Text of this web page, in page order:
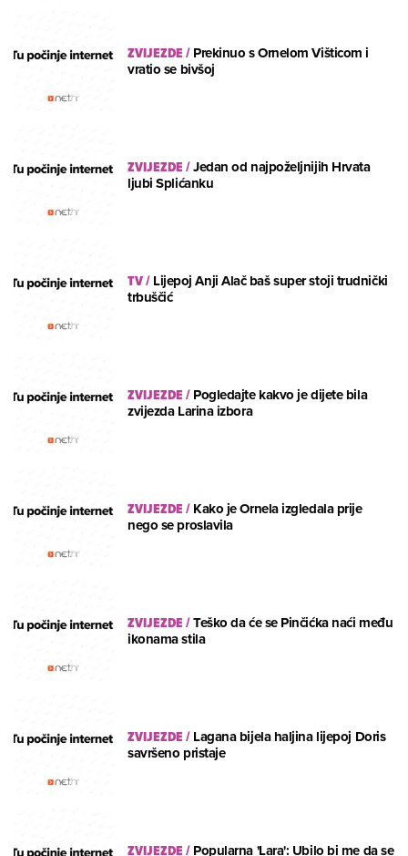
ZVIJEZDE/Prekinuo s Ornelom Višticom i
vratio se bivšoj
ZVIJEZDE/Jedan od najpoželjnijih Hrvata
ljubi Splićanku
TV/Lijepoj Anji Alač baš super stoji trudnički
trbuščić
ZVIJEZDE/Pogledajte kakvo je dijete bila
zvijezda Larina izbora
ZVIJEZDE/Kako je Ornela izgledala prije
nego se proslavila
ZVIJEZDE/Teško da će se Pinčićka naći među
ikonama stila
ZVIJEZDE/Lagana bijela haljina lijepoj Doris
savršeno pristaje
ZVIJEZDE/Popularna 'Lara': Ubilo bi me da se